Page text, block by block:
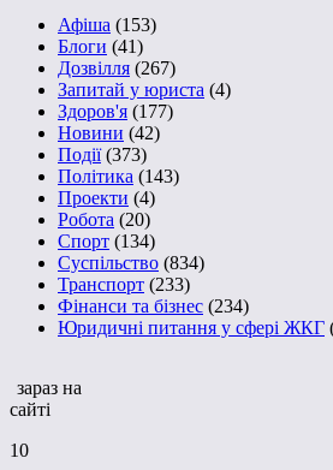
Афіша (153)
Блоги (41)
Дозвілля (267)
Запитай у юриста (4)
Здоров'я (177)
Новини (42)
Події(373)
Політика (143)
Проекти (4)
Робота (20)
Спорт (134)
Суспільство (834)
Транспорт (233)
Фінанси та бізнес (234)
Юридичні питання у сфері ЖКГ
зараз на
сайті
10